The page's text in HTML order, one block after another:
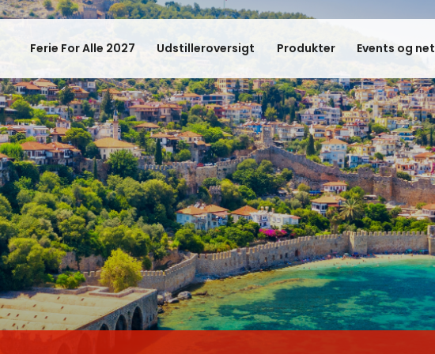
Ferie For Alle 2027 Udstilleroversigt Produkter Events og